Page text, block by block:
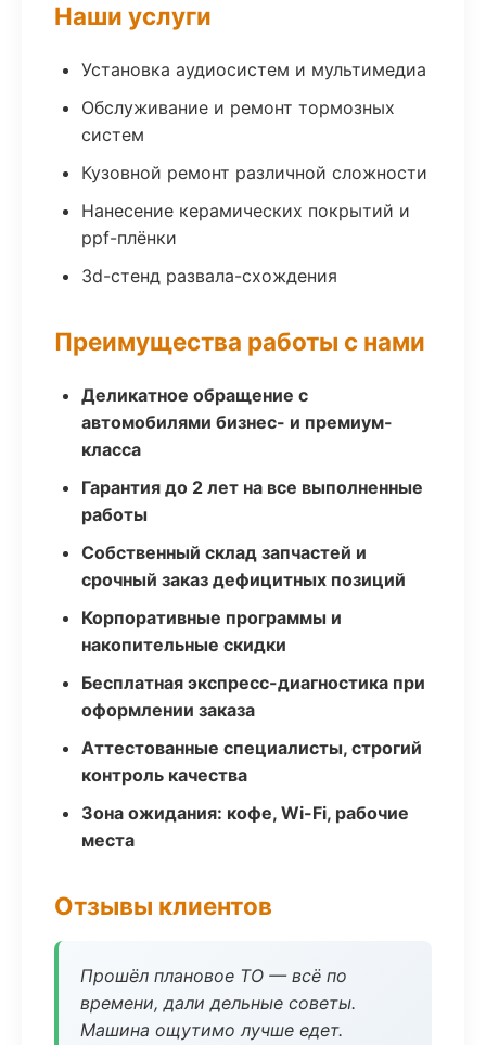
Наши услуги
Установка аудиосистем и мультимедиа
Обслуживание и ремонт тормозных
систем
Кузовной ремонт различной сложности
Нанесение керамических покрытий и
ppf-плёнки
3d-стенд развала-схождения
Преимущества работы с нами
Деликатное обращение с
автомобилями бизнес- и премиум-
класса
Гарантия до 2 лет на все выполненные
работы
Собственный склад запчастей и
срочный заказ дефицитных позиций
Корпоративные программы и
накопительные скидки
Бесплатная экспресс-диагностика при
оформлении заказа
Аттестованные специалисты, строгий
контроль качества
Зона ожидания: кофе, Wi-Fi, рабочие
места
Отзывы клиентов
Прошёл плановое ТО — всё по
времени, дали дельные советы.
Машина ощутимо лучше едет.